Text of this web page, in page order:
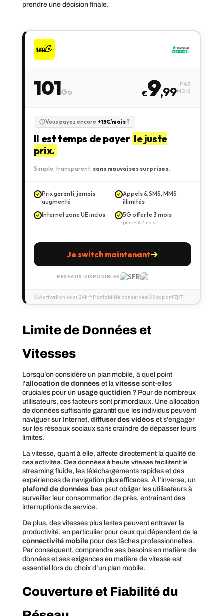
prendre une décision finale.
101Go €9,99
PAR
MOIS
Vous payez encore +15€/mois?
Il est temps de payer le juste
prix.
Simple, transparent, sans mauvaises surprises.
Prix garanti, jamais
augmenté
Appels & SMS, MMS
illimités
Internet zone UE inclus
5G offerte 3 mois
puis +3€/mois
Je switch maintenant
RÉSEAUX DISPONIBLES
Activation sous 24h Portabilité conservée Support 7j/7
Limite de Données et
Vitesses
Lorsqu’on considère un plan mobile, à quel point
l’allocation de donnéeset la vitessesont-elles
cruciales pour un usage quotidien? Pour de nombreux
utilisateurs, ces facteurs sont primordiaux. Une allocation
de données suffisante garantit que les individus peuvent
naviguer sur Internet, diffuser des vidéoset s’engager
sur les réseaux sociaux sans craindre de dépasser leurs
limites.
La vitesse, quant à elle, affecte directement la qualité de
ces activités. Des données à haute vitesse facilitent le
streaming fluide, les téléchargements rapides et des
expériences de navigation plus efficaces. À l’inverse, un
plafond de données baspeut obliger les utilisateurs à
surveiller leur consommation de près, entraînant des
interruptions de service.
De plus, des vitesses plus lentes peuvent entraver la
productivité, en particulier pour ceux qui dépendent de la
connectivité mobilepour des tâches professionnelles.
Par conséquent, comprendre ses besoins en matière de
données et ses exigences en matière de vitesse est
essentiel lors du choix d’un plan mobile.
Couverture et Fiabilité du